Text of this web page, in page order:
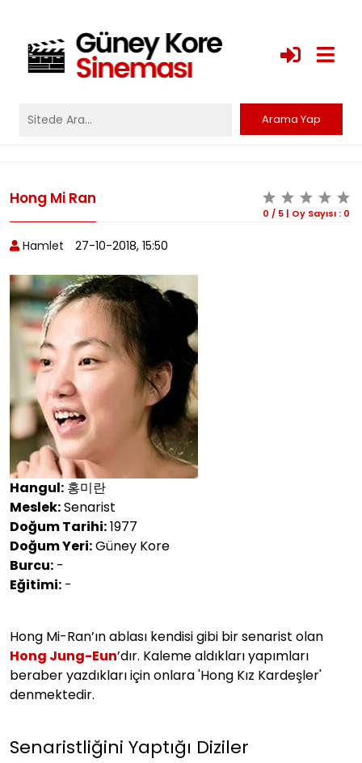
Hong Mi Ran
0 / 5| Oy Sayısı : 0
Hamlet 27-10-2018, 15:50
Hangul: 홍미란
Meslek:Senarist
Doğum Tarihi:1977
Doğum Yeri:Güney Kore
Burcu: -
Eğitimi: -
Hong Mi-Ran’ın ablası kendisi gibi bir senarist olan
Hong Jung-Eun’dır. Kaleme aldıkları yapımları
beraber yazdıkları için onlara 'Hong Kız Kardeşler'
denmektedir.
Senaristliğini Yaptığı Diziler